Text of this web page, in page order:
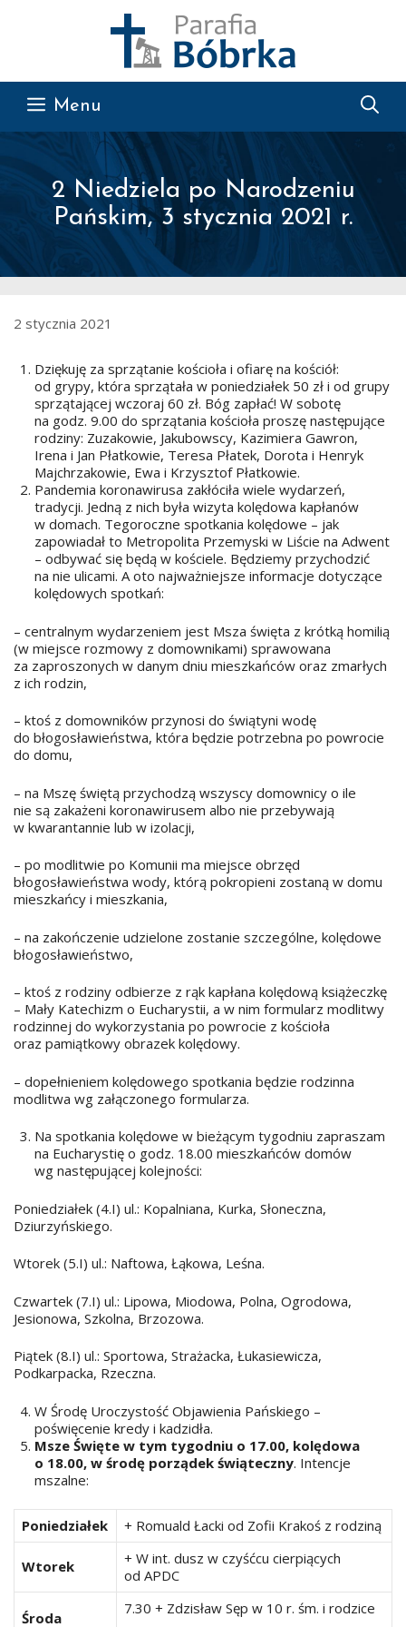
Menu
2 Niedziela po Narodzeniu
Pańskim, 3 stycznia 2021 r.
2 stycznia 2021
Dziękuję za sprzątanie kościoła i ofiarę na kościół:
od grypy, która sprzątała w poniedziałek 50 zł i od grupy
sprzątającej wczoraj 60 zł. Bóg zapłać! W sobotę
na godz. 9.00 do sprzątania kościoła proszę następujące
rodziny: Zuzakowie, Jakubowscy, Kazimiera Gawron,
Irena i Jan Płatkowie, Teresa Płatek, Dorota i Henryk
Majchrzakowie, Ewa i Krzysztof Płatkowie.
Pandemia koronawirusa zakłóciła wiele wydarzeń,
tradycji. Jedną z nich była wizyta kolędowa kapłanów
w domach. Tegoroczne spotkania kolędowe – jak
zapowiadał to Metropolita Przemyski w Liście na Adwent
– odbywać się będą w kościele. Będziemy przychodzić
na nie ulicami. A oto najważniejsze informacje dotyczące
kolędowych spotkań:
– centralnym wydarzeniem jest Msza święta z krótką homilią
(w miejsce rozmowy z domownikami) sprawowana
za zaproszonych w danym dniu mieszkańców oraz zmarłych
z ich rodzin,
– ktoś z domowników przynosi do świątyni wodę
do błogosławieństwa, która będzie potrzebna po powrocie
do domu,
– na Mszę świętą przychodzą wszyscy domownicy o ile
nie są zakażeni koronawirusem albo nie przebywają
w kwarantannie lub w izolacji,
– po modlitwie po Komunii ma miejsce obrzęd
błogosławieństwa wody, którą pokropieni zostaną w domu
mieszkańcy i mieszkania,
– na zakończenie udzielone zostanie szczególne, kolędowe
błogosławieństwo,
– ktoś z rodziny odbierze z rąk kapłana kolędową książeczkę
– Mały Katechizm o Eucharystii, a w nim formularz modlitwy
rodzinnej do wykorzystania po powrocie z kościoła
oraz pamiątkowy obrazek kolędowy.
– dopełnieniem kolędowego spotkania będzie rodzinna
modlitwa wg załączonego formularza.
Na spotkania kolędowe w bieżącym tygodniu zapraszam
na Eucharystię o godz. 18.00 mieszkańców domów
wg następującej kolejności:
Poniedziałek (4.I) ul.: Kopalniana, Kurka, Słoneczna,
Dziurzyńskiego.
Wtorek (5.I) ul.: Naftowa, Łąkowa, Leśna.
Czwartek (7.I) ul.: Lipowa, Miodowa, Polna, Ogrodowa,
Jesionowa, Szkolna, Brzozowa.
Piątek (8.I) ul.: Sportowa, Strażacka, Łukasiewicza,
Podkarpacka, Rzeczna.
W Środę Uroczystość Objawienia Pańskiego –
poświęcenie kredy i kadzidła.
Msze Święte w tym tygodniu o 17.00, kolędowa
o 18.00, w środę porządek świąteczny. Intencje
mszalne:
Poniedziałek + Romuald Łacki od Zofii Krakoś z rodziną
Wtorek
+ W int. dusz w czyśćcu cierpiących
od APDC
Środa
7.30 + Zdzisław Sęp w 10 r. śm. i rodzice